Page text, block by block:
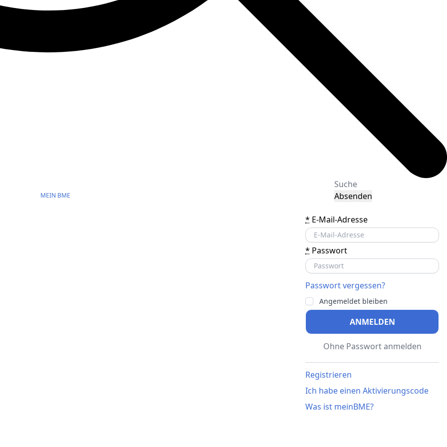
Absenden
MEIN BME
* E-Mail-Adresse
* Passwort
Passwort vergessen?
Angemeldet bleiben
ANMELDEN
Ohne Passwort anmelden
Registrieren
Ich habe einen Aktivierungscode
Was ist meinBME?